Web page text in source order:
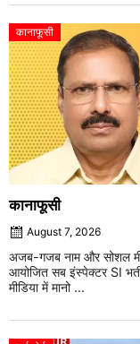
कानाफूसी
कानाफूसी
August 7, 2026
अजब-गजब नाम और सोशल
आयोजित सब इंस्पेक्टर SI
मीडिया में मानो ...